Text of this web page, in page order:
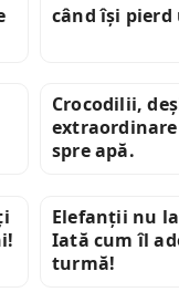
când își
Crocodilii,
spre apă.
Elefanții nu
Iată cum îl
turmă!